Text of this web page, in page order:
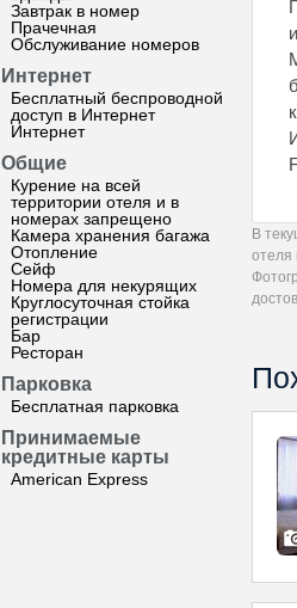
Завтрак в номер
Прачечная
Обслуживание номеров
Интернет
Бесплатный беспроводной
доступ в Интернет
Интернет
Общие
Курение на всей
территории отеля и в
номерах запрещено
Камера хранения багажа
Отопление
Сейф
Номера для некурящих
Круглосуточная стойка
регистрации
Бар
Ресторан
Парковка
Бесплатная парковка
Принимаемые
кредитные карты
American Express
В
отеля